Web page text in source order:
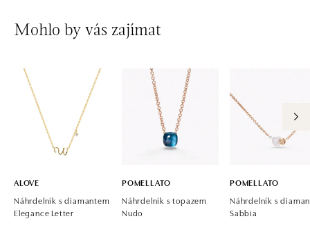
Mohlo by vás zajímat
ALOVE
Náhrdelník s diamantem
Elegance Letter
POMELLATO
Náhrdelník s topazem
Nudo
POMELLATO
Náhrdelník s
Sabbia